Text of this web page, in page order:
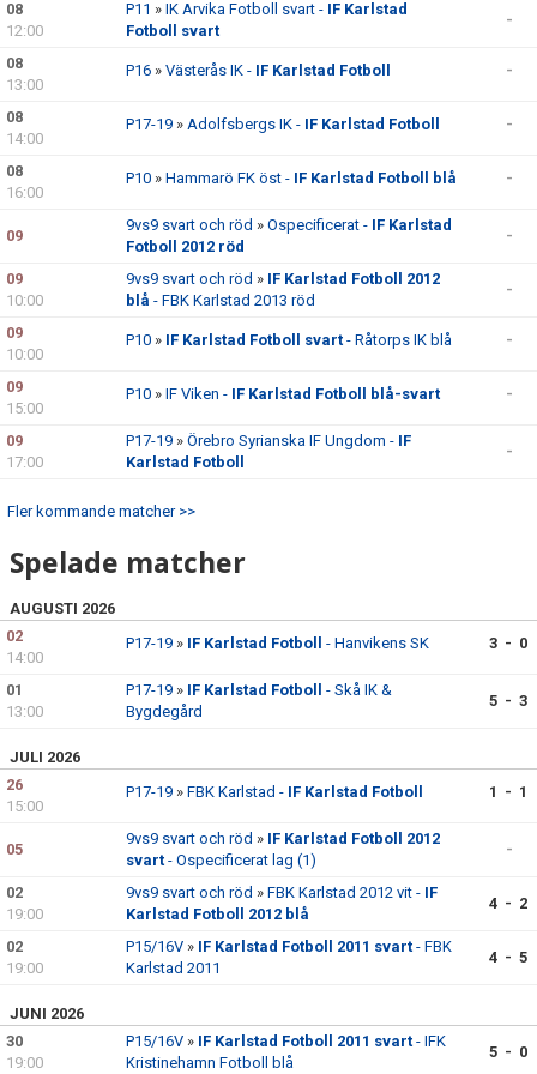
DOKUMENT
MATCHER
HEMSIDA SENIOR
FÖRENINGSKLÄDER
08
12:00
P11 » IK Arvika Fotboll svart - IF Karlstad
Fotboll svart
-
08
13:00
P16 » Västerås IK - IF Karlstad Fotboll -
08
14:00
P17-19 » Adolfsbergs IK - IF Karlstad Fotboll -
08
16:00
P10 » Hammarö FK öst - IF Karlstad Fotboll blå -
09
9vs9 svart och röd » Ospecificerat - IF Karlstad
Fotboll 2012 röd
-
09
10:00
9vs9 svart och röd » IF Karlstad Fotboll 2012
blå - FBK Karlstad 2013 röd
-
09
10:00
P10 » IF Karlstad Fotboll svart - Råtorps IK blå -
09
15:00
P10 » IF Viken - IF Karlstad Fotboll blå-svart -
09
17:00
P17-19 » Örebro Syrianska IF Ungdom - IF
Karlstad Fotboll
-
Fler kommande matcher >>
Spelade matcher
AUGUSTI 2026
02
14:00
P17-19 » IF Karlstad Fotboll - Hanvikens SK 3 - 0
01
13:00
P17-19 » IF Karlstad Fotboll
- Skå IK &
Bygdegård
5 - 3
JULI 2026
26
15:00
P17-19 » FBK Karlstad - IF Karlstad Fotboll 1 - 1
05
9vs9 svart och röd » IF Karlstad Fotboll 2012
svart - Ospecificerat lag (1)
-
02
19:00
9vs9 svart och röd » FBK Karlstad 2012 vit - IF
Karlstad Fotboll 2012 blå
4 - 2
02
19:00
P15/16V » IF Karlstad Fotboll 2011 svart - FBK
Karlstad 2011
4 - 5
JUNI 2026
30
19:00
P15/16V » IF Karlstad Fotboll 2011 svart - IFK
Kristinehamn Fotboll blå
5 - 0